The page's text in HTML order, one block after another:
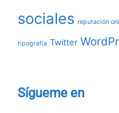
sociales reputación
tipografía Twitter
Sígueme en